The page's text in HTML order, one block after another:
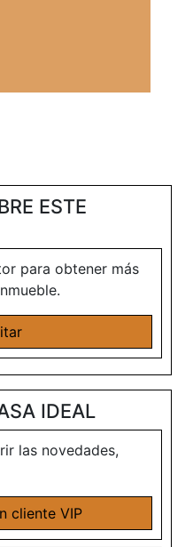
ESTE
para obtener más
IDEAL
las novedades,
cliente VIP